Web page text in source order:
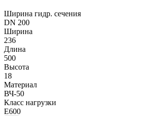
Ширина гидр. сечения
DN 200
Ширина
236
Длина
500
Высота
18
Материал
ВЧ-50
Класс нагрузки
E600